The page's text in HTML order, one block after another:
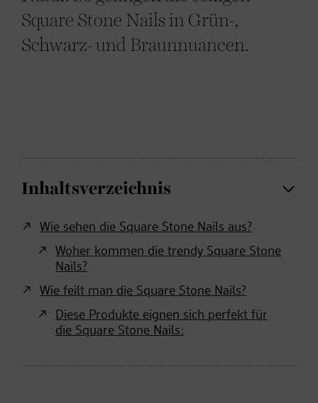
Square Stone Nails in Grün-,
Schwarz- und Braunnuancen.
Inhaltsverzeichnis
Wie sehen die Square Stone Nails aus?
Woher kommen die trendy Square Stone
Nails?
Wie feilt man die Square Stone Nails?
Diese Produkte eignen sich perfekt für
die Square Stone Nails: